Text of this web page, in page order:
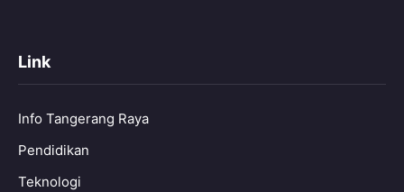
Link
Info Tangerang Raya
Pendidikan
Teknologi